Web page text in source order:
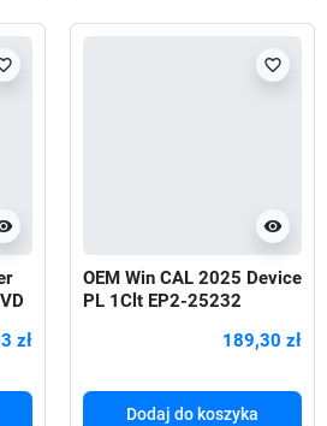
zł
visibility
favorite_border
OEM Win CAL 2025 Device
PL 1Clt EP2-25232
189,30 zł
Dodaj do koszyka